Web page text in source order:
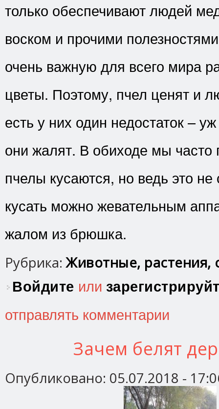
только обеспечивают людей
воском и прочими
очень важную для всего мира
цветы. Поэтому, пчел ценят и
есть у них один недостаток –
они жалят. В обиходе мы часто
пчелы кусаются, но ведь это
кусать можно жевательным
жалом из брюшка.
Рубрика:Животные, растения,
Войдите или
отправлять комментарии
Зачем белят
Опубликовано: 05.07.2018 -